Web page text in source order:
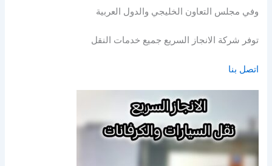
وفي مجلس التعاون الخليجي والدول العربية
توفر شركة الانجاز السريع جميع خدمات النقل
اتصل بنا